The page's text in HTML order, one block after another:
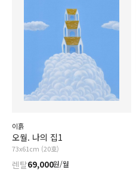
이흙
오월. 나의 집1
73x61cm (20호)
렌탈69,000원/월